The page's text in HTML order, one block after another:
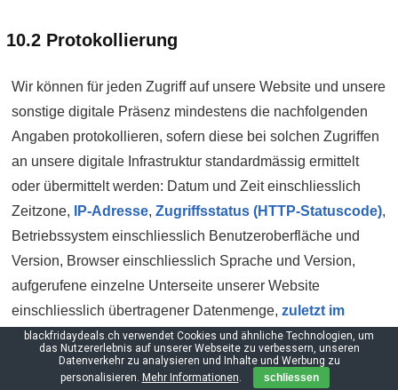
10.2 Protokollierung
Wir können für jeden Zugriff auf unsere Website und unsere
sonstige digitale Präsenz mindestens die nach­folgenden
Angaben protokollieren, sofern diese bei solchen Zugriffen
an unsere digitale Infrastruktur standard­mässig ermittelt
oder über­mittelt werden: Datum und Zeit einschliesslich
Zeit­zone,
IP-Adresse, Zugriffs­status (HTTP-Statuscode),
Betriebs­system einschliesslich Benutzer­oberfläche und
Version, Browser einschliesslich Sprache und Version,
aufgerufene einzelne Unterseite unserer Website
einschliesslich übertragener Daten­menge, zuletzt im
gleichen Browser-Fenster aufgerufene Webseite
(Referer bzw. Referrer).
blackfridaydeals.ch verwendet Cookies und ähnliche Technologien, um
das Nutzererlebnis auf unserer Webseite zu verbessern, unseren
Datenverkehr zu analysieren und Inhalte und Werbung zu
personalisieren. Mehr Informationen. schliessen